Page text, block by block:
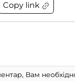
Copy link